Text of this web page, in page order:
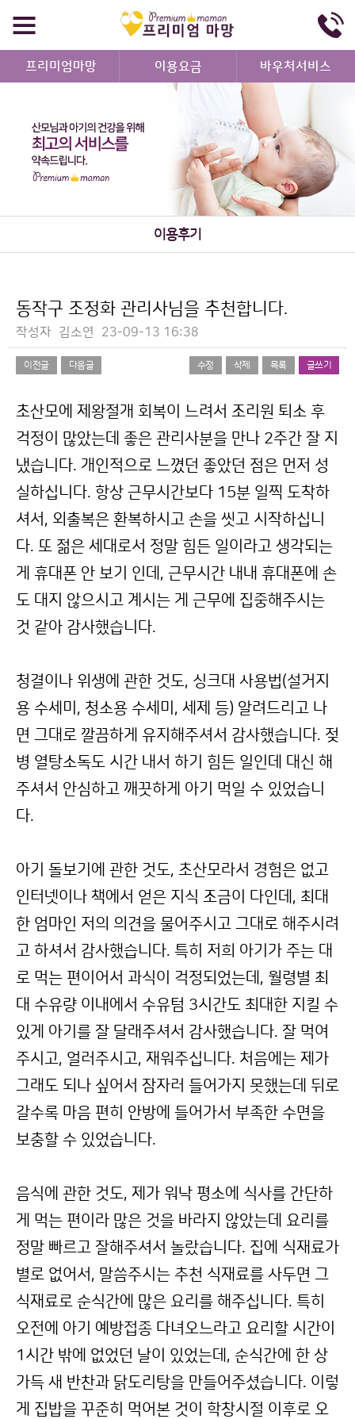
프리미엄마망 이용요금 바우처서비스
이용후기
동작구 조정화 관리사님을 추천합니다.
작성자 김소연 23-09-13 16:38
이전글 다음글 수정 삭제 목록 글쓰기
본문
초산모에 제왕절개 회복이 느려서 조리원 퇴소 후
걱정이 많았는데 좋은 관리사분을 만나 2주간 잘 지
냈습니다. 개인적으로 느꼈던 좋았던 점은 먼저 성
실하십니다. 항상 근무시간보다 15분 일찍 도착하
셔서, 외출복은 환복하시고 손을 씻고 시작하십니
다. 또 젊은 세대로서 정말 힘든 일이라고 생각되는
게 휴대폰 안 보기 인데, 근무시간 내내 휴대폰에 손
도 대지 않으시고 계시는 게 근무에 집중해주시는
것 같아 감사했습니다.
청결이나 위생에 관한 것도, 싱크대 사용법(설거지
용 수세미, 청소용 수세미, 세제 등) 알려드리고 나
면 그대로 깔끔하게 유지해주셔서 감사했습니다. 젖
병 열탕소독도 시간 내서 하기 힘든 일인데 대신 해
주셔서 안심하고 깨끗하게 아기 먹일 수 있었습니
다.
아기 돌보기에 관한 것도, 초산모라서 경험은 없고
인터넷이나 책에서 얻은 지식 조금이 다인데, 최대
한 엄마인 저의 의견을 물어주시고 그대로 해주시려
고 하셔서 감사했습니다. 특히 저희 아기가 주는 대
로 먹는 편이어서 과식이 걱정되었는데, 월령별 최
대 수유량 이내에서 수유텀 3시간도 최대한 지킬 수
있게 아기를 잘 달래주셔서 감사했습니다. 잘 먹여
주시고, 얼러주시고, 재워주십니다. 처음에는 제가
그래도 되나 싶어서 잠자러 들어가지 못했는데 뒤로
갈수록 마음 편히 안방에 들어가서 부족한 수면을
보충할 수 있었습니다.
음식에 관한 것도, 제가 워낙 평소에 식사를 간단하
게 먹는 편이라 많은 것을 바라지 않았는데 요리를
정말 빠르고 잘해주셔서 놀랐습니다. 집에 식재료가
별로 없어서, 말씀주시는 추천 식재료를 사두면 그
식재료로 순식간에 많은 요리를 해주십니다. 특히
오전에 아기 예방접종 다녀오느라고 요리할 시간이
1시간 밖에 없었던 날이 있었는데, 순식간에 한 상
가득 새 반찬과 닭도리탕을 만들어주셨습니다. 이렇
게 집밥을 꾸준히 먹어본 것이 학창시절 이후로 오